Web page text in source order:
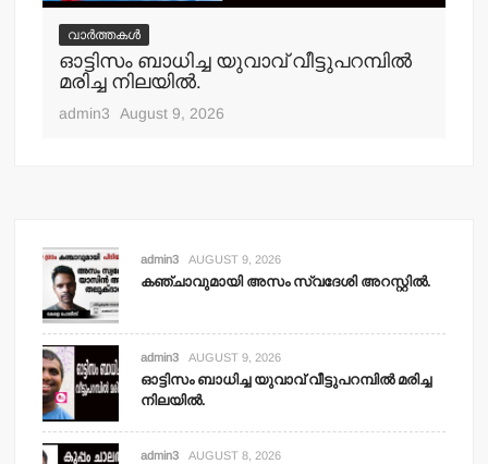
വാർത്തകൾ
ഓട്ടിസം ബാധിച്ച യുവാവ് വീട്ടുപറമ്പില്‍
മരിച്ച നിലയില്‍.
admin3 August 9, 2026
admin3 AUGUST 9, 2026
കഞ്ചാവുമായി അസം സ്വദേശി അറസ്റ്റില്‍.
admin3 AUGUST 9, 2026
ഓട്ടിസം ബാധിച്ച യുവാവ് വീട്ടുപറമ്പില്‍ മരിച്ച
നിലയില്‍.
admin3 AUGUST 8, 2026